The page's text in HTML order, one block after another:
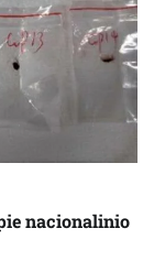
nacionalinio